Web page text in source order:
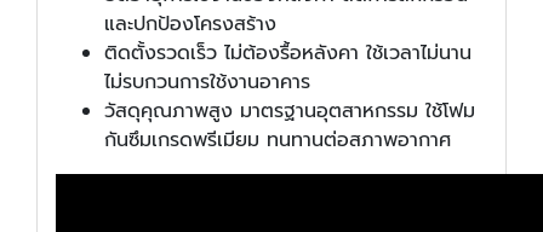
และปกป้องโครงสร้าง
ติดตั้งรวดเร็ว ไม่ต้องรื้อหลังคา ใช้เวลาไม่นาน
ไม่รบกวนการใช้งานอาคาร
วัสดุคุณภาพสูง มาตรฐานอุตสาหกรรม ใช้โฟม
กันซึมเกรดพรีเมียม ทนทานต่อสภาพอากาศ